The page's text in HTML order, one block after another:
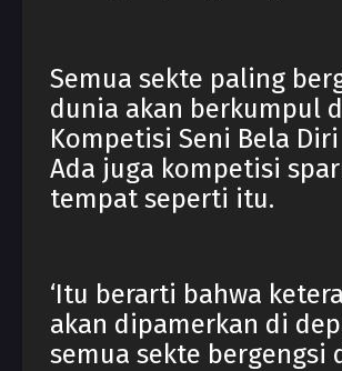
Semua sekte paling
dunia akan berkumpul
Kompetisi Seni Bela
Ada juga kompetisi
tempat seperti itu.
‘Itu berarti bahwa
akan dipamerkan di
semua sekte bergengsi